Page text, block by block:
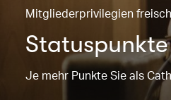
Mitgliederprivilegien
Statuspunkte
Je mehr Punkte Sie als